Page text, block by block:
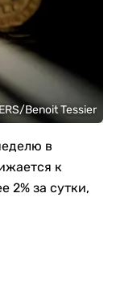
Benoit Tessier
в
к
2% за сутки,